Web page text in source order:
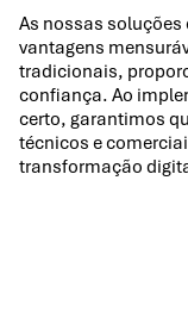
As nossas soluções
vantagens
tradicionais,
confiança. Ao
certo, garantimos
técnicos e
transformação